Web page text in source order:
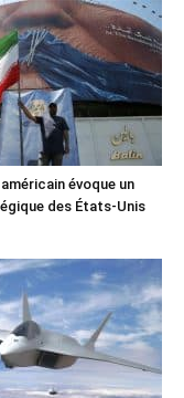
évoque un
des États-Unis